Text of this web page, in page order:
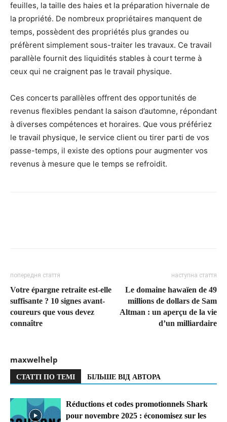
feuilles, la taille des haies et la préparation hivernale de
la propriété. De nombreux propriétaires manquent de
temps, possèdent des propriétés plus grandes ou
préfèrent simplement sous-traiter les travaux. Ce travail
parallèle fournit des liquidités stables à court terme à
ceux qui ne craignent pas le travail physique.
Ces concerts parallèles offrent des opportunités de
revenus flexibles pendant la saison d’automne, répondant
à diverses compétences et horaires. Que vous préfériez
le travail physique, le service client ou tirer parti de vos
passe-temps, il existe des options pour augmenter vos
revenus à mesure que le temps se refroidit.
попередня стаття
Votre épargne retraite est-elle
suffisante ? 10 signes avant-
coureurs que vous devez
connaître
наступна стаття
Le domaine hawaïen de 49
millions de dollars de Sam
Altman : un aperçu de la vie
d’un milliardaire
maxwelhelp
СТАТТІ ПО ТЕМІ БІЛЬШЕ ВІД АВТОРА
Réductions et codes promotionnels Shark
pour novembre 2025 : économisez sur les